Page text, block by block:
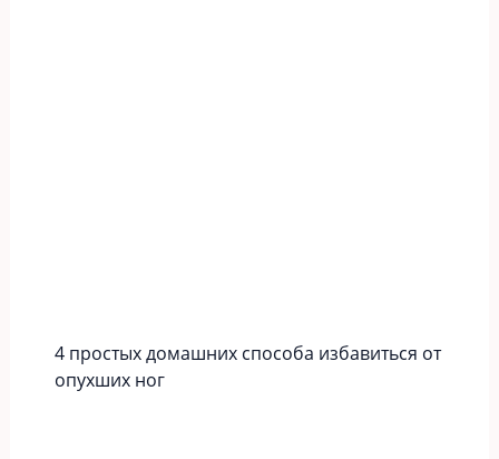
4 простых домашних способа избавиться от
опухших ног